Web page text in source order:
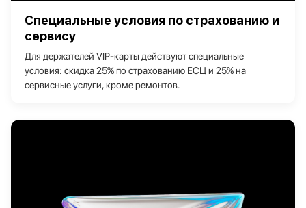
Специальные условия по страхованию и
сервису
Для держателей VIP‑карты действуют специальные
условия: скидка 25% по страхованию ЕCЦ и 25% на
сервисные услуги, кроме ремонтов.